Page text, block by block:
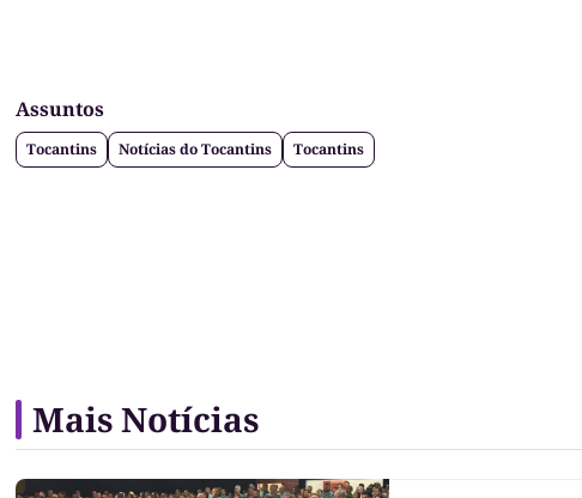
Assuntos
Tocantins Notícias do Tocantins Tocantins
Mais Notícias